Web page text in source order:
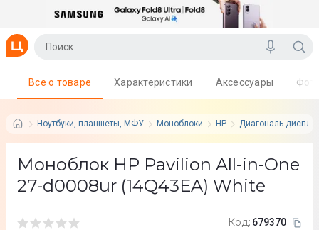
Ноутбуки, планшеты, МФУ Моноблоки HP Диагональ
Все о товаре Характеристики Аксессуары
Моноблок HP Pavilion All-in-One
27-d0008ur (14Q43EA) White
Код: 679370